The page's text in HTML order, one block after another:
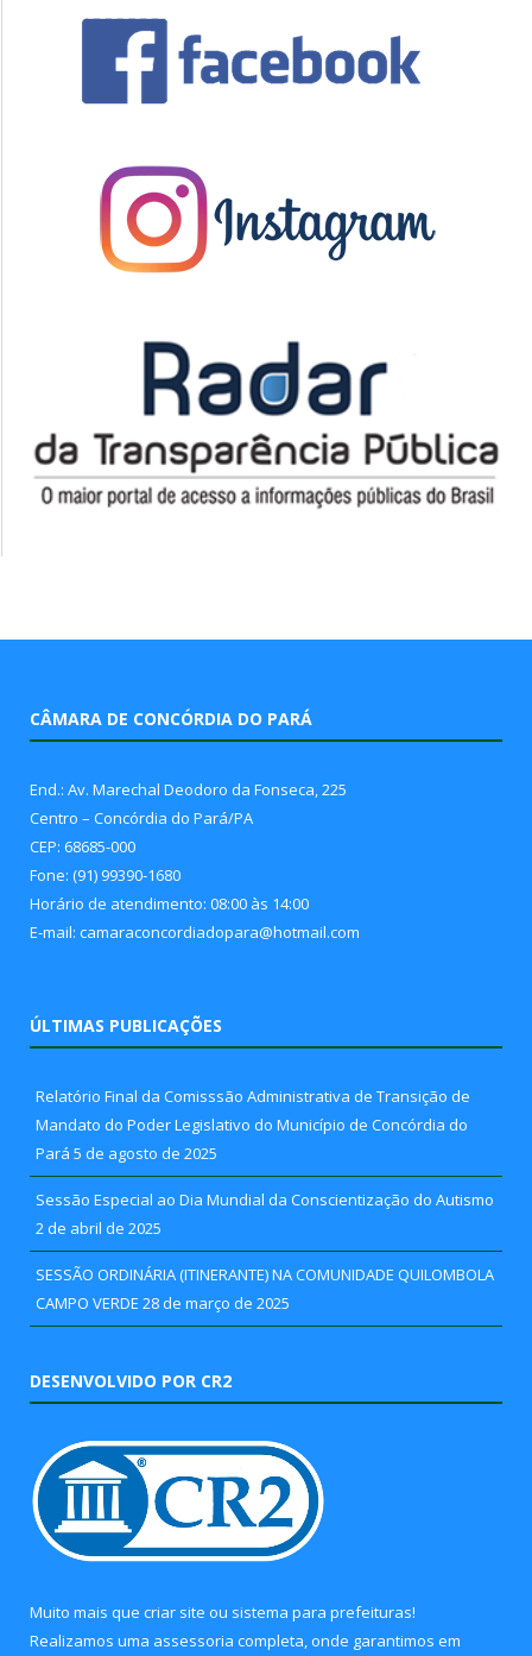
CÂMARA DE CONCÓRDIA DO PARÁ
End.: Av. Marechal Deodoro da Fonseca, 225
Centro – Concórdia do Pará/PA
CEP: 68685-000
Fone: (91) 99390-1680
Horário de atendimento: 08:00 às 14:00
E-mail: camaraconcordiadopara@hotmail.com
ÚLTIMAS PUBLICAÇÕES
Relatório Final da Comisssão Administrativa de Transição de
Mandato do Poder Legislativo do Município de Concórdia do
Pará 5 de agosto de 2025
Sessão Especial ao Dia Mundial da Conscientização do Autismo
2 de abril de 2025
SESSÃO ORDINÁRIA (ITINERANTE) NA COMUNIDADE QUILOMBOLA
CAMPO VERDE 28 de março de 2025
DESENVOLVIDO POR CR2
Muito mais que criar site ou sistema para prefeituras!
Realizamos uma assessoria completa, onde garantimos em